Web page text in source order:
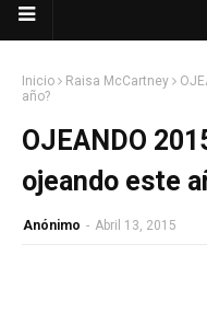
Inicio Raisa McCartney
año?
OJEANDO
ojeando este
Anónimo - Abril 13, 2015